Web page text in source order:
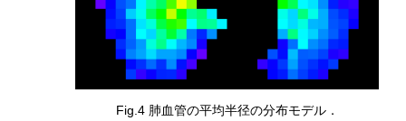
Fig.4 肺血管の平均半径の分布モデル．